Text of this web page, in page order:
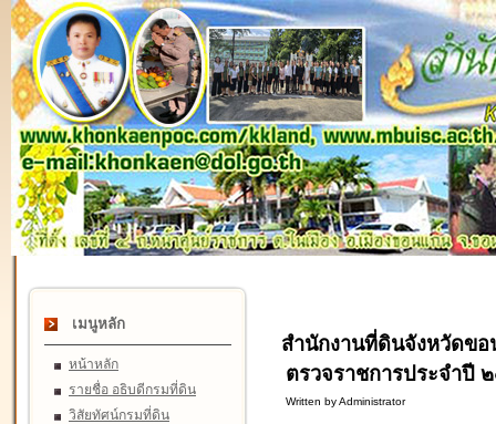
เมนูหลัก
หน้าหลัก
รายชื่อ อธิบดีกรมที่ดิน
วิสัยทัศน์กรมที่ดิน
สำนักงานที่ดินจังหวัดข
ตรวจราชการประจำปี
Written by Administrator